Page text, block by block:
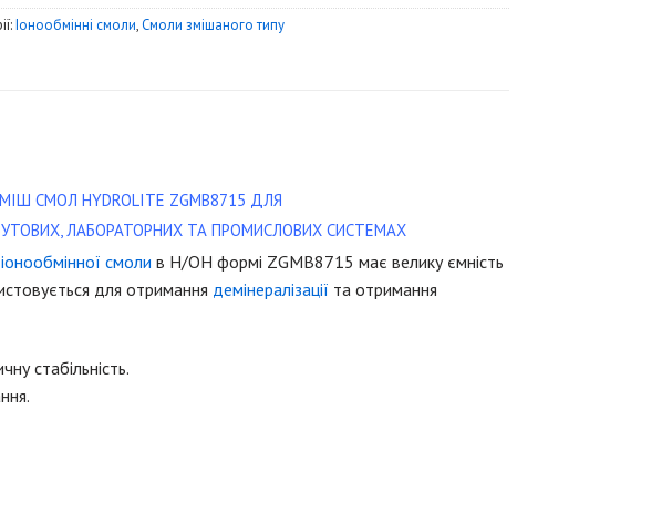
Iонообмінні смоли,Смоли змішаного типу
СМОЛ HYDROLITE ZGМВ8715 ДЛЯ
ЛАБОРАТОРНИХ ТА ПРОМИСЛОВИХ СИСТЕМАХ
іонообмінної смоли в Н/ОН формі ZGMB8715 має велику ємність
для отримання демінералізації та отримання
стабільність.